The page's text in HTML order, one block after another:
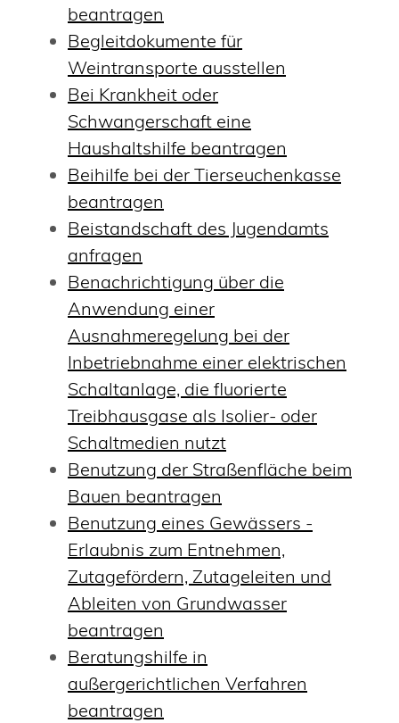
beantragen
Begleitdokumente für
Weintransporte ausstellen
Bei Krankheit oder
Schwangerschaft eine
Haushaltshilfe beantragen
Beihilfe bei der Tierseuchenkasse
beantragen
Beistandschaft des Jugendamts
anfragen
Benachrichtigung über die
Anwendung einer
Ausnahmeregelung bei der
Inbetriebnahme einer elektrischen
Schaltanlage, die fluorierte
Treibhausgase als Isolier- oder
Schaltmedien nutzt
Benutzung der Straßenfläche beim
Bauen beantragen
Benutzung eines Gewässers -
Erlaubnis zum Entnehmen,
Zutagefördern, Zutageleiten und
Ableiten von Grundwasser
beantragen
Beratungshilfe in
außergerichtlichen Verfahren
beantragen